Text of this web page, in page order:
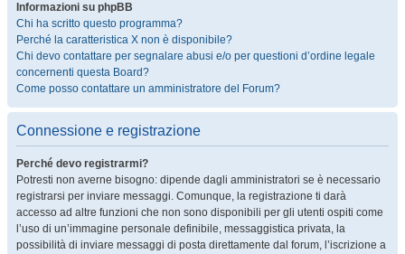
Informazioni su phpBB
Chi ha scritto questo programma?
Perché la caratteristica X non è disponibile?
Chi devo contattare per segnalare abusi e/o per questioni d’ordine legale
concernenti questa Board?
Come posso contattare un amministratore del Forum?
Connessione e registrazione
Perché devo registrarmi?
Potresti non averne bisogno: dipende dagli amministratori se è necessario
registrarsi per inviare messaggi. Comunque, la registrazione ti darà
accesso ad altre funzioni che non sono disponibili per gli utenti ospiti come
l’uso di un’immagine personale definibile, messaggistica privata, la
possibilità di inviare messaggi di posta direttamente dal forum, l’iscrizione a